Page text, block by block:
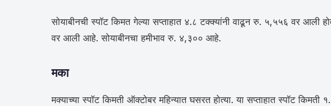
सोयाबीनची स्पॉट किमत गेल्या सप्ताहात ४.८ टक्क्यांनी वाढून रु. ५,५५६ वर आली
वर आली आहे. सोयाबीनचा हमीभाव रु. ४,३०० आहे.
मका
मक्याच्या स्पॉट किमती ऑक्टोबर महिन्यात घसरत होत्या. या सप्ताहात स्पॉट